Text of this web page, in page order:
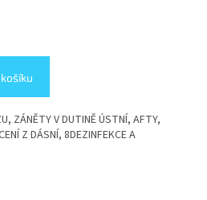
ZÁNĚTY V DUTINĚ ÚSTNÍ, AFTY,
Z DÁSNÍ, 8DEZINFEKCE A